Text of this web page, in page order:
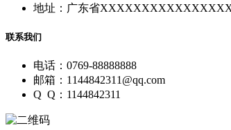
地址：广东省
联系我们
电话：0769-88888888
邮箱：1144842311@qq.com
Q Q：1144842311